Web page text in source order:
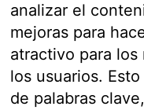
analizar el
mejoras para
atractivo para
los usuarios.
de palabras